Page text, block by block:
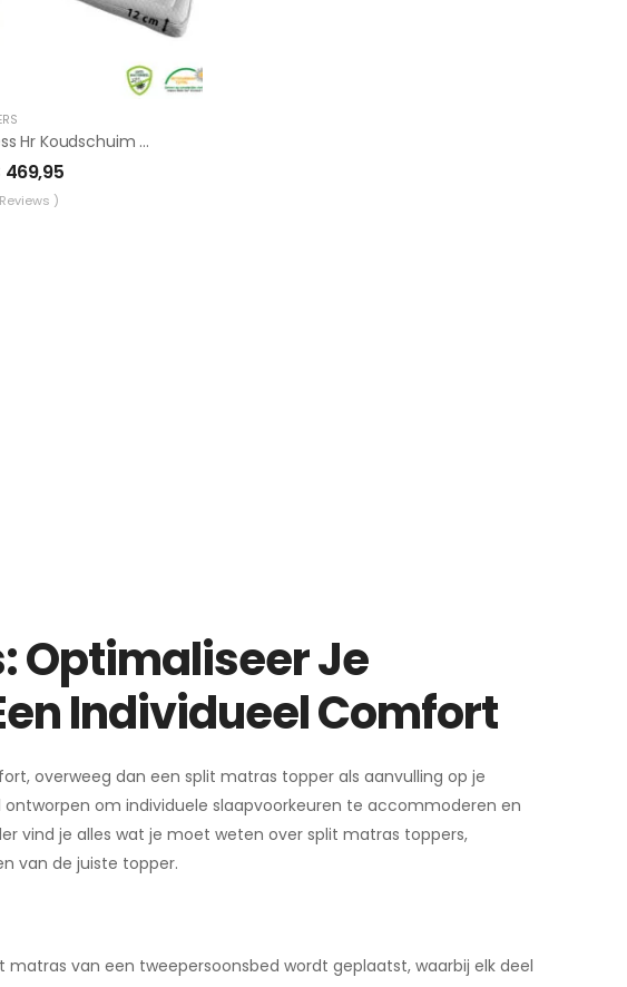
Tencell Business Hr Koudschuim Topper SPLIT
469,95
)
Optimaliseer Je
Individueel Comfort
overweeg dan een split matras topper als aanvulling op je
om individuele slaapvoorkeuren te accommoderen en
vind je alles wat je moet weten over split matras toppers,
van de juiste topper.
van een tweepersoonsbed wordt geplaatst, waarbij elk deel